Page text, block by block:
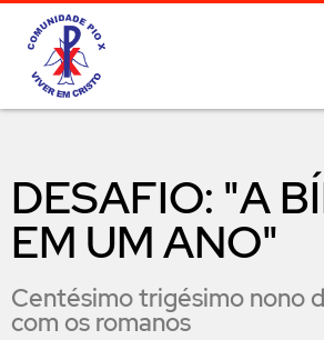
DESAFIO: "A
EM UM ANO"
Centésimo trigésimo nono
com os romanos